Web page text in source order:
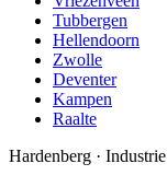
Tubbergen
Hellendoorn
Zwolle
Deventer
Kampen
Raalte
Hardenberg · Industrie